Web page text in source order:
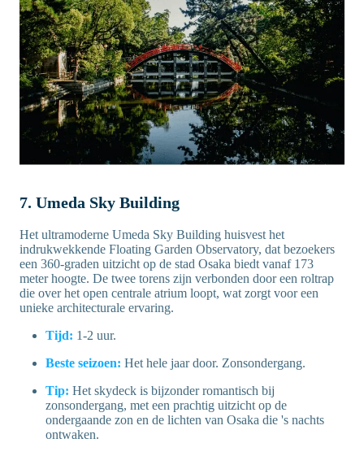
7. Umeda Sky Building
Het ultramoderne Umeda Sky Building huisvest het
indrukwekkende Floating Garden Observatory, dat bezoekers
een 360-graden uitzicht op de stad Osaka biedt vanaf 173
meter hoogte. De twee torens zijn verbonden door een roltrap
die over het open centrale atrium loopt, wat zorgt voor een
unieke architecturale ervaring.
Tijd: 1-2 uur.
Beste seizoen: Het hele jaar door. Zonsondergang.
Tip: Het skydeck is bijzonder romantisch bij
zonsondergang, met een prachtig uitzicht op de
ondergaande zon en de lichten van Osaka die 's nachts
ontwaken.